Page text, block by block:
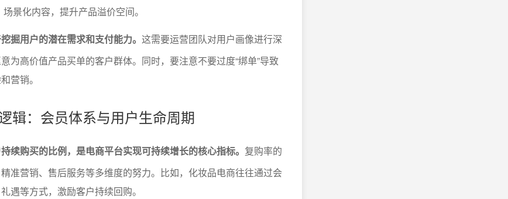
景化内容，提升产品溢价空间。
掘用户的潜在需求和支付能力。 这需要运营团队对用户画像进行深
为高价值产品买单的客户群体。同时，要注意不要过度“绑单”导致
营销。
辑：会员体系与用户生命周期
续购买的比例，是电商平台实现可持续增长的核心指标。 复购率的
准营销、售后服务等多维度的努力。比如，化妆品电商往往通过会
遇等方式，激励客户持续回购。